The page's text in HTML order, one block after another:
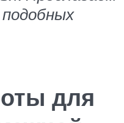
подобных
для